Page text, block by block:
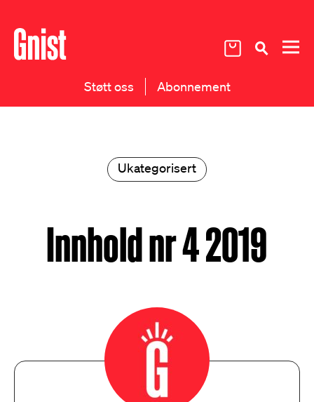
Støtt oss Abonnement
Ukategorisert
Innhold nr 4 2019